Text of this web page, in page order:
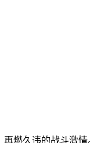
再燃久违的战斗激